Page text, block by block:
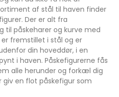
af stål til haven finder
Der er alt fra
til påskeharer og kurve med
fremstillet i stål og er
din hoveddør, i en
i haven. Påskefigurerne fås
alle herunder og forkæl dig
giv en flot påskefigur som